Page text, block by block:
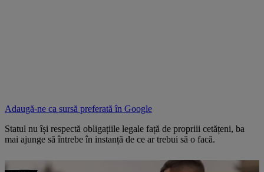
Adaugă-ne ca sursă preferată în Google
Statul nu își respectă obligațiile legale față de propriii cetățeni, ba
mai ajunge să întrebe în instanță de ce ar trebui să o facă.